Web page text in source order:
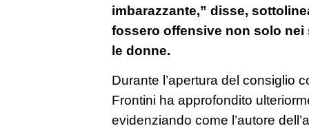
imbarazzante,” disse,
fossero offensive non solo
le donne.
Durante l’apertura del consiglio
Frontini ha approfondito
evidenziando come l’autore